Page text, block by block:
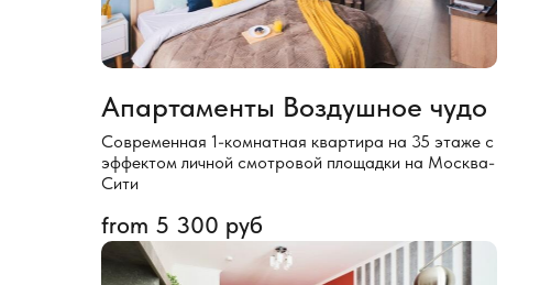
Апартаменты Воздушное чудо
Современная 1-комнатная квартира на 35 этаже с
эффектом личной смотровой площадки на Москва-
Сити
from 5 300 руб